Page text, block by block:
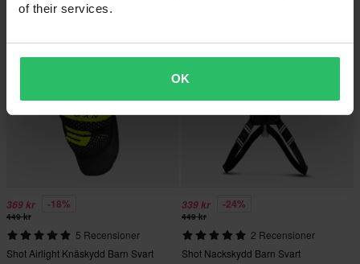
of their services.
OK
369 kr -18%
449 kr
5 Recensioner
Shot Airlight Knäskydd Barn Svart
339 kr -24%
449 kr
2 Recensioner
Shot Nackskydd Barn Svart